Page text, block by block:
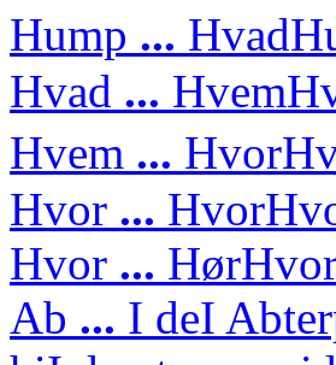
Hump ... Hvad
Hvad ... Hvem
Hvem ... Hvor
Hvor ... Hvor
Hvor ... Hør
Ab ... I deI